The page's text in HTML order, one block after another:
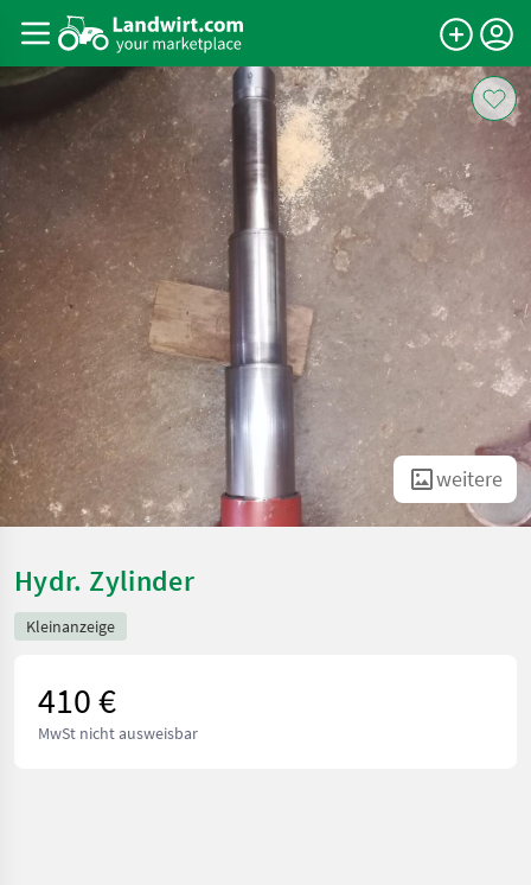
weitere
Hydr. Zylinder
Kleinanzeige
410 €
MwSt nicht ausweisbar